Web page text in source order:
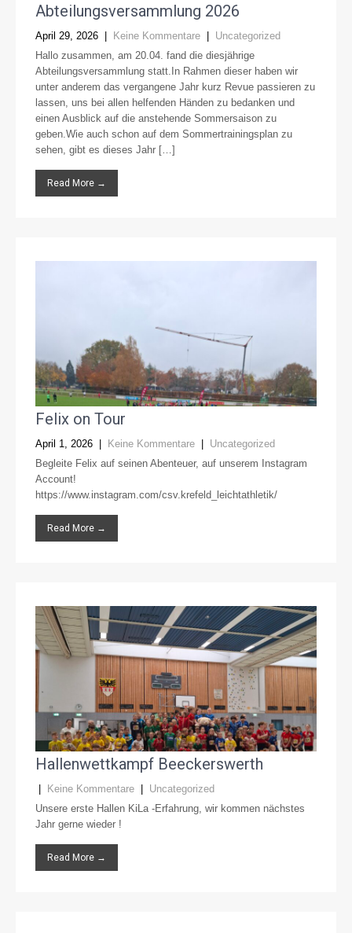
Abteilungsversammlung 2026
April 29, 2026 Keine Kommentare
Uncategorized
Hallo zusammen, am 20.04. fand die diesjährige
Abteilungsversammlung statt.In Rahmen dieser haben wir
unter anderem das vergangene Jahr kurz Revue passieren zu
lassen, uns bei allen helfenden Händen zu bedanken und
einen Ausblick auf die anstehende Sommersaison zu
geben.Wie auch schon auf dem Sommertrainingsplan zu
sehen, gibt es dieses Jahr […]
Read More →
Felix on Tour
April 1, 2026 Keine Kommentare
Uncategorized
Begleite Felix auf seinen Abenteuer, auf unserem Instagram
Account!
https://www.instagram.com/csv.krefeld_leichtathletik/
Read More →
Hallenwettkampf Beeckerswerth
Keine Kommentare
Uncategorized
Unsere erste Hallen KiLa -Erfahrung, wir kommen nächstes
Jahr gerne wieder !
Read More →